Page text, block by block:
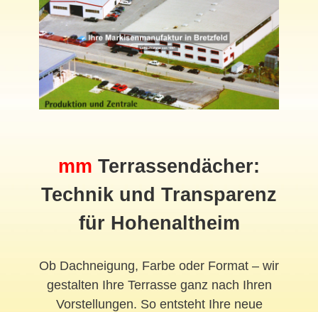
mm Terrassendächer:
Technik und Transparenz
für Hohenaltheim
Ob Dachneigung, Farbe oder Format – wir
gestalten Ihre Terrasse ganz nach Ihren
Vorstellungen. So entsteht Ihre neue